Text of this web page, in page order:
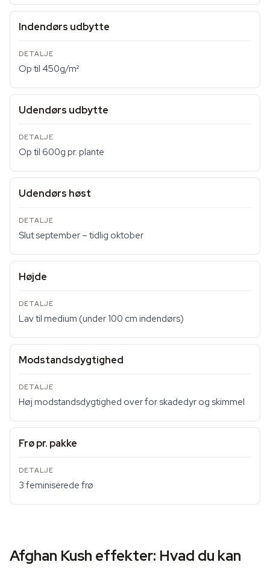
Indendørs udbytte
Op til 450g/m²
Udendørs udbytte
Op til 600g pr. plante
Udendørs høst
Slut september – tidlig oktober
Højde
Lav til medium (under 100 cm indendørs)
Modstandsdygtighed
Høj modstandsdygtighed over for skadedyr og skimmel
Frø pr. pakke
3 feminiserede frø
Afghan Kush effekter: Hvad du kan